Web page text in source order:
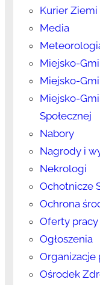
Kurier Ziemi
Media
Miejsko-
Miejsko-
Miejsko-
Społecznej
Nabory
Nagrody i
Nekrologi
Ochotnicze
Ochrona
Oferty pracy
Ogłoszenia
Organizacje
Ośrodek